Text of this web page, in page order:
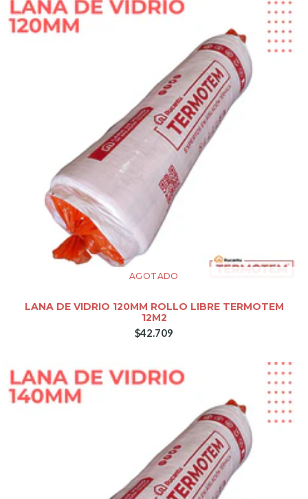
AGOTADO
LANA DE VIDRIO 120MM ROLLO LIBRE TERMOTEM
12M2
$42.709